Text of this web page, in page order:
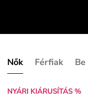
Nők
NYÁRI KIÁRUSÍTÁS %
Férfiak